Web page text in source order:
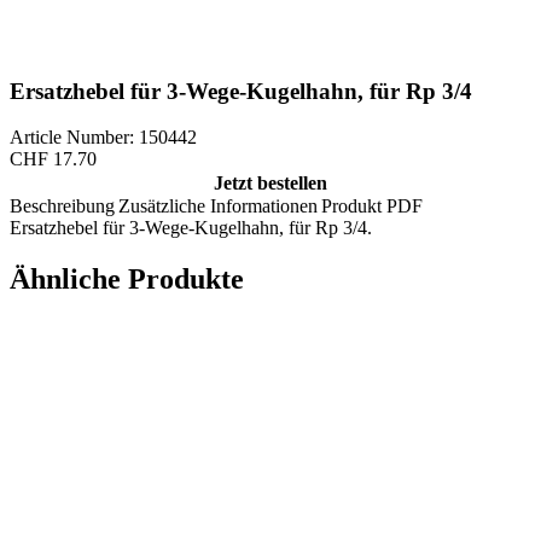
Ersatzhebel für 3-Wege-Kugelhahn, für Rp 3/4
Article Number: 150442
CHF 17.70
Jetzt bestellen
Beschreibung Zusätzliche Informationen Produkt PDF
Ersatzhebel für 3-Wege-Kugelhahn, für Rp 3/4.
Ähnliche Produkte